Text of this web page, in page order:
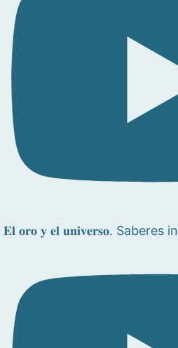
𝐄𝐥 𝐨𝐫𝐨 𝐲 𝐞𝐥 𝐮𝐧𝐢𝐯𝐞𝐫𝐬𝐨.